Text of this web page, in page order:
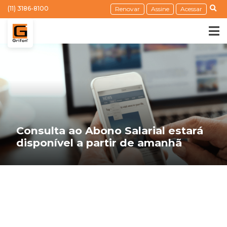
(11) 3186-8100 Renovar Assine Acessar
Consulta ao Abono Salarial estará
disponível a partir de amanhã